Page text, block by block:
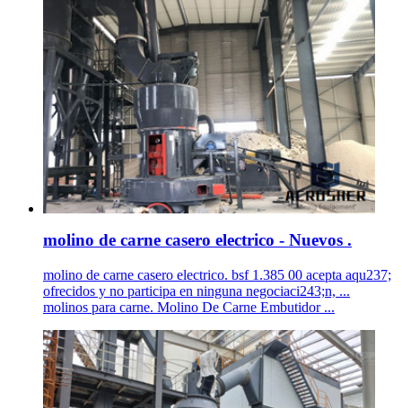
molino de carne casero electrico - Nuevos .
molino de carne casero electrico. bsf 1.385 00 acepta aqu237;
ofrecidos y no participa en ninguna negociaci243;n, ...
molinos para carne. Molino De Carne Embutidor ...